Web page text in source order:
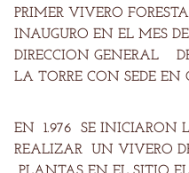
PRIMER VIVERO
INAUGURO EN EL MES
DIRECCION GENERAL
LA TORRE CON SEDE EN
EN 1.976 SE INICIARON
REALIZAR UN VIVERO